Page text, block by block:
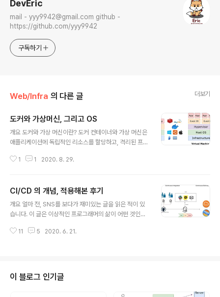
DevEric
mail - yyy9942@gmail.com github -
https://github.com/yyy9942
구독하기
Web/Infra 의 다른 글 더보기
도커와 가상머신, 그리고 OS
개요 도커와 가상 머신이란? 도커 컨테이너와 가상 머신은
애플리케이션에 독립적인 리소스를 할당하고, 격리된 프로
입니다. 가상머신과 컨테이너 모두 어떤 서버 환경에서 구
구성해놓은 환경으로 다른 서버에서 구동시키더라도 이동
한 서버에서 다시 환경 세팅을 해주지 않아도 된다는 편리
함을 가지고 있습니다. 가상머신 가상 머신은 Host OS위
다. 가상화된 머신에는 그에 맞는 OS를 설치해주어야 하며
1 1 2020. 8. 29.
CI/CD 의 개념, 적용해본 후기
개요 얼마 전, SNS를 보다가 재미있는 글을 읽은 적이 있
습니다. 이 글은 이상적인 프로그래머의 삶이 어떤 것인지
코드 관리가 잘 되어있어서 버그는 간단하게 3줄 정도를
위에 있는 글에서 한마디로 정의하고 있습니다. 개발 - 빌
드 - 테스트 - 배포까지의 전 과정을 자동화하는 것이 바로
CI/CD의 핵심 개념입니다. CI, CD의 개념 짧게 개념잡기
11 5 2020. 6. 21.
이 블로그 인기글